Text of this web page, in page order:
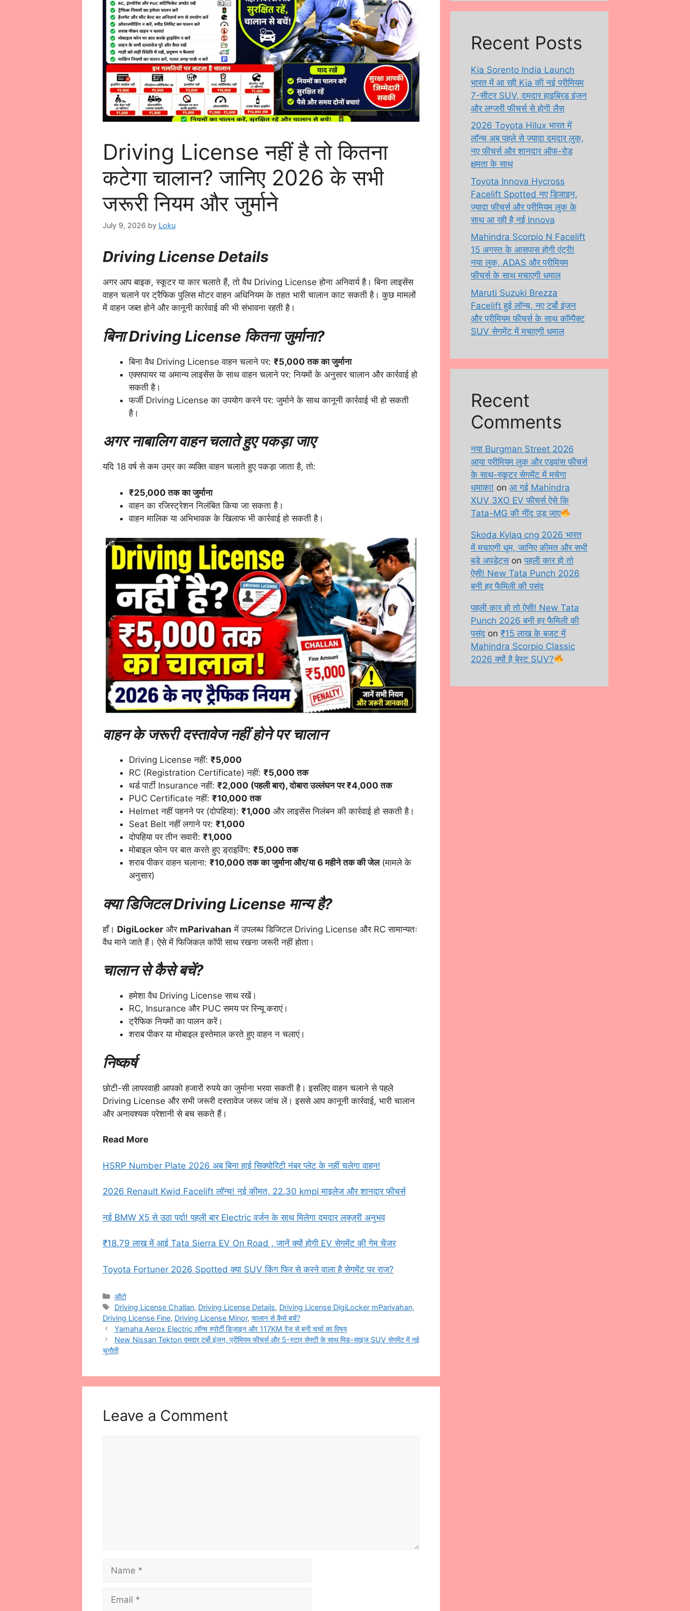
Driving License नहीं है तो कितना
कटेगा चालान? जानिए 2026 के सभी
जरूरी नियम और जुर्माने
July 9, 2026 by Loku
Driving License Details
अगर आप बाइक, स्कूटर या कार चलाते हैं, तो वैध Driving License होना अनिवार्य है। बिना लाइसेंस
वाहन चलाने पर ट्रैफिक पुलिस मोटर वाहन अधिनियम के तहत भारी चालान काट सकती है। कुछ मामलों
में वाहन जब्त होने और कानूनी कार्रवाई की भी संभावना रहती है।
बिना Driving License कितना जुर्माना?
बिना वैध Driving License वाहन चलाने पर: ₹5,000 तक का जुर्माना
एक्सपायर या अमान्य लाइसेंस के साथ वाहन चलाने पर: नियमों के अनुसार चालान और कार्रवाई हो
सकती है।
फर्जी Driving License का उपयोग करने पर: जुर्माने के साथ कानूनी कार्रवाई भी हो सकती
है।
अगर नाबालिग वाहन चलाते हुए पकड़ा जाए
यदि 18 वर्ष से कम उम्र का व्यक्ति वाहन चलाते हुए पकड़ा जाता है, तो:
₹25,000 तक का जुर्माना
वाहन का रजिस्ट्रेशन निलंबित किया जा सकता है।
वाहन मालिक या अभिभावक के खिलाफ भी कार्रवाई हो सकती है।
वाहन के जरूरी दस्तावेज नहीं होने पर चालान
Driving License नहीं: ₹5,000
RC (Registration Certificate) नहीं: ₹5,000 तक
थर्ड पार्टी Insurance नहीं: ₹2,000 (पहली बार), दोबारा उल्लंघन पर ₹4,000 तक
PUC Certificate नहीं: ₹10,000 तक
Helmet नहीं पहनने पर (दोपहिया): ₹1,000 और लाइसेंस निलंबन की कार्रवाई हो सकती है।
Seat Belt नहीं लगाने पर: ₹1,000
दोपहिया पर तीन सवारी: ₹1,000
मोबाइल फोन पर बात करते हुए ड्राइविंग: ₹5,000 तक
शराब पीकर वाहन चलाना: ₹10,000 तक का जुर्माना और/या 6 महीने तक की जेल(मामले के
अनुसार)
क्या डिजिटल Driving License मान्य है?
हाँ। DigiLockerऔर mParivahan में उपलब्ध डिजिटल Driving License और RC सामान्यतः
वैध माने जाते हैं। ऐसे में फिजिकल कॉपी साथ रखना जरूरी नहीं होता।
चालान से कैसे बचें?
हमेशा वैध Driving License साथ रखें।
RC, Insurance और PUC समय पर रिन्यू कराएं।
ट्रैफिक नियमों का पालन करें।
शराब पीकर या मोबाइल इस्तेमाल करते हुए वाहन न चलाएं।
निष्कर्ष
छोटी-सी लापरवाही आपको हजारों रुपये का जुर्माना भरवा सकती है। इसलिए वाहन चलाने से पहले
Driving License और सभी जरूरी दस्तावेज जरूर जांच लें। इससे आप कानूनी कार्रवाई, भारी चालान
और अनावश्यक परेशानी से बच सकते हैं।
Read More
HSRP Number Plate 2026 अब बिना हाई सिक्योरिटी नंबर प्लेट के नहीं चलेगा वाहन!
2026 Renault Kwid Facelift लॉन्च! नई कीमत, 22.30 kmpl माइलेज और शानदार फीचर्स
नई BMW X5 से उठा पर्दा! पहली बार Electric वर्जन के साथ मिलेगा दमदार लक्ज़री अनुभव
₹18.79 लाख में आई Tata Sierra EV On Road , जानें क्यों होगी EV सेगमेंट की गेम चेंजर
Toyota Fortuner 2026 Spotted क्या SUV किंग फिर से करने वाला है सेगमेंट पर राज?
Categories
ऑटो
Tags
Driving License Challan, Driving License Details, Driving License DigiLocker mParivahan,
Driving License Fine, Driving License Minor, चालान से कैसे बचें?
Yamaha Aerox Electric लॉन्च स्पोर्टी डिज़ाइन और 117KM रेंज से बनी चर्चा का विषय
New Nissan Tekton दमदार टर्बो इंजन, प्रीमियम फीचर्स और 5-स्टार सेफ्टी के साथ मिड-साइज SUV सेगमेंट में नई
चुनौती
Leave a Comment
Recent Posts
Kia Sorento India Launch
भारत में आ रही Kia की नई प्रीमियम
7-सीटर SUV, दमदार हाइब्रिड इंजन
और लग्जरी फीचर्स से होगी लैस
2026 Toyota Hilux भारत में
लॉन्च अब पहले से ज्यादा दमदार लुक,
नए फीचर्स और शानदार ऑफ-रोड
क्षमता के साथ
Toyota Innova Hycross
Facelift Spotted नए डिजाइन,
ज्यादा फीचर्स और प्रीमियम लुक के
साथ आ रही है नई Innova
Mahindra Scorpio N Facelift
15 अगस्त के आसपास होगी एंट्री!
नया लुक, ADAS और प्रीमियम
फीचर्स के साथ मचाएगी धमाल
Maruti Suzuki Brezza
Facelift हुई लॉन्च, नए टर्बो इंजन
और प्रीमियम फीचर्स के साथ कॉम्पैक्ट
SUV सेगमेंट में मचाएगी धमाल
Recent
Comments
नया Burgman Street 2026
आया प्रीमियम लुक और एडवांस फीचर्स
के साथ-स्कूटर सेगमेंट में मचेगा
धमाका! on आ गई Mahindra
XUV 3XO EV फीचर्स ऐसे कि
Tata-MG की नींद उड़ जाए
Skoda Kylaq cng 2026 भारत
में मचाएगी धूम, जानिए कीमत और सभी
बड़े अपडेट्सonपहली कार हो तो
ऐसी! New Tata Punch 2026
बनी हर फैमिली की पसंद
पहली कार हो तो ऐसी! New Tata
Punch 2026 बनी हर फैमिली की
पसंद on ₹15 लाख के बजट में
Mahindra Scorpio Classic
2026 क्यों है बेस्ट SUV?